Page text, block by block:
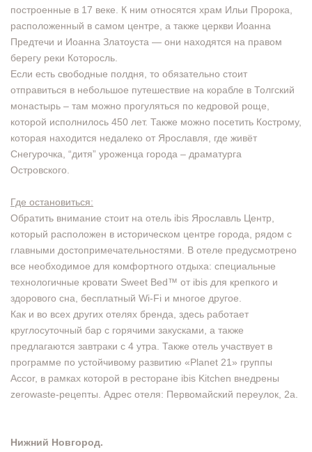
построенные в 17 веке. К ним относятся храм Ильи Пророка,
расположенный в самом центре, а также церкви Иоанна
Предтечи и Иоанна Златоуста — они находятся на правом
берегу реки Которосль.
Если есть свободные полдня, то обязательно стоит
отправиться в небольшое путешествие на корабле в Толгский
монастырь – там можно прогуляться по кедровой роще,
которой исполнилось 450 лет. Также можно посетить Кострому,
которая находится недалеко от Ярославля, где живёт
Снегурочка, “дитя” уроженца города – драматурга
Островского.
Где остановиться:
Обратить внимание стоит на отель ibis Ярославль Центр,
который расположен в историческом центре города, рядом с
главными достопримечательностями. В отеле предусмотрено
все необходимое для комфортного отдыха: специальные
технологичные кровати Sweet Bed™ от ibis для крепкого и
здорового сна, бесплатный Wi-Fi и многое другое.
Как и во всех других отелях бренда, здесь работает
круглосуточный бар с горячими закусками, а также
предлагаются завтраки с 4 утра. Также отель участвует в
программе по устойчивому развитию «Planet 21» группы
Accor, в рамках которой в ресторане ibis Kitchen внедрены
zerowaste-рецепты. Адрес отеля: Первомайский переулок, 2а.
Нижний Новгород.